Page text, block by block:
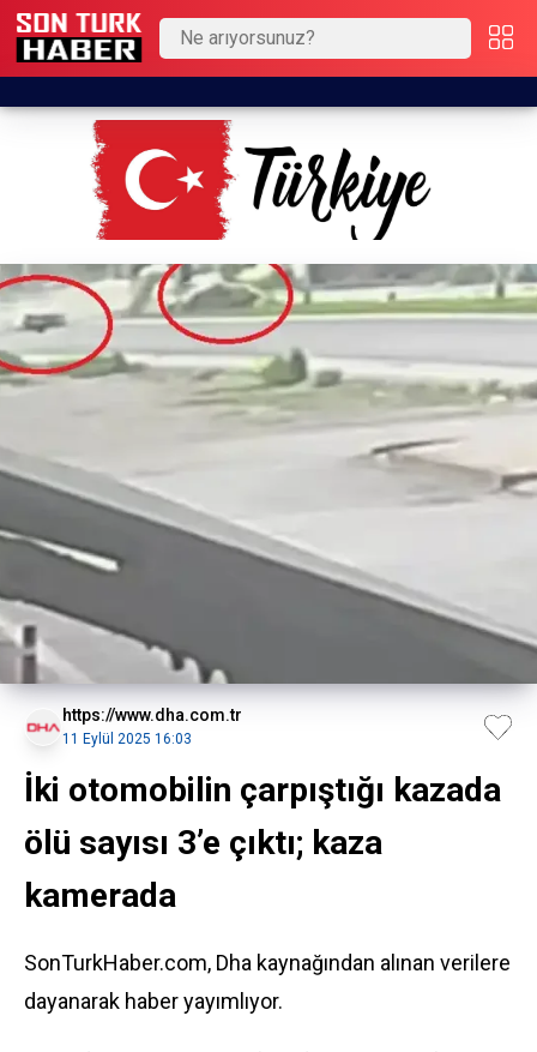
https://www.dha.com.tr
11 Eylül 2025 16:03
İki otomobilin çarpıştığı kazada
ölü sayısı 3’e çıktı; kaza
kamerada
SonTurkHaber.com, Dha kaynağından alınan verilere
dayanarak haber yayımlıyor.